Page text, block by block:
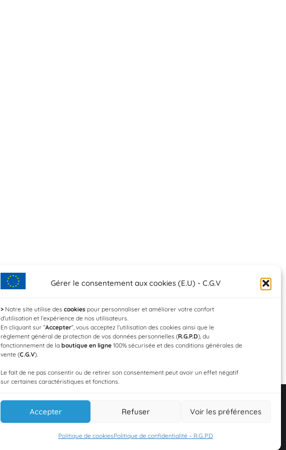
Gérer le consentement aux cookies (E.U) - C.G.V
> Notre site utilise des cookies pour personnaliser et améliorer votre confort
d'utilisation et l’expérience de nos utilisateurs.
En cliquant sur ”Accepter”, vous acceptez l’utilisation des cookies ainsi que le
règlement général de protection de vos données personnelles (R.G.P.D), du
fonctionnement de la boutique en ligne 100% sécurisée et des conditions générales de
vente (C.G.V).
Le fait de ne pas consentir ou de retirer son consentement peut avoir un effet négatif
sur certaines caractéristiques et fonctions.
Accepter Refuser Voir les préférences
Politique de cookiesPolitique de confidentialité – R.G..P.D